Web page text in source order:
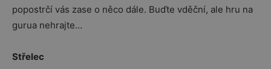
popostrčí vás zase o něco dále. Buďte vděční, ale hru na
gurua nehrajte…
Střelec